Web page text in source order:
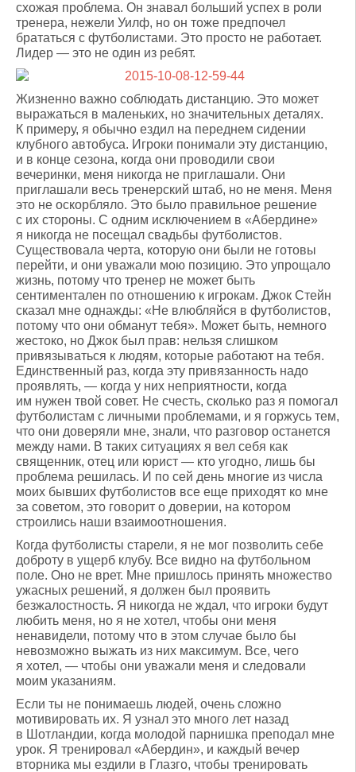
схожая проблема. Он знавал больший успех в роли
тренера, нежели Уилф, но он тоже предпочел
брататься с футболистами. Это просто не работает.
Лидер — это не один из ребят.
Жизненно важно соблюдать дистанцию. Это может
выражаться в маленьких, но значительных деталях.
К примеру, я обычно ездил на переднем сидении
клубного автобуса. Игроки понимали эту дистанцию,
и в конце сезона, когда они проводили свои
вечеринки, меня никогда не приглашали. Они
приглашали весь тренерский штаб, но не меня. Меня
это не оскорбляло. Это было правильное решение
с их стороны. С одним исключением в «Абердине»
я никогда не посещал свадьбы футболистов.
Существовала черта, которую они были не готовы
перейти, и они уважали мою позицию. Это упрощало
жизнь, потому что тренер не может быть
сентиментален по отношению к игрокам. Джок Стейн
сказал мне однажды: «Не влюбляйся в футболистов,
потому что они обманут тебя». Может быть, немного
жестоко, но Джок был прав: нельзя слишком
привязываться к людям, которые работают на тебя.
Единственный раз, когда эту привязанность надо
проявлять, — когда у них неприятности, когда
им нужен твой совет. Не счесть, сколько раз я помогал
футболистам с личными проблемами, и я горжусь тем,
что они доверяли мне, знали, что разговор останется
между нами. В таких ситуациях я вел себя как
священник, отец или юрист — кто угодно, лишь бы
проблема решилась. И по сей день многие из числа
моих бывших футболистов все еще приходят ко мне
за советом, это говорит о доверии, на котором
строились наши взаимоотношения.
Когда футболисты старели, я не мог позволить себе
доброту в ущерб клубу. Все видно на футбольном
поле. Оно не врет. Мне пришлось принять множество
ужасных решений, я должен был проявить
безжалостность. Я никогда не ждал, что игроки будут
любить меня, но я не хотел, чтобы они меня
ненавидели, потому что в этом случае было бы
невозможно выжать из них максимум. Все, чего
я хотел, — чтобы они уважали меня и следовали
моим указаниям.
Если ты не понимаешь людей, очень сложно
мотивировать их. Я узнал это много лет назад
в Шотландии, когда молодой парнишка преподал мне
урок. Я тренировал «Абердин», и каждый вечер
вторника мы ездили в Глазго, чтобы тренировать